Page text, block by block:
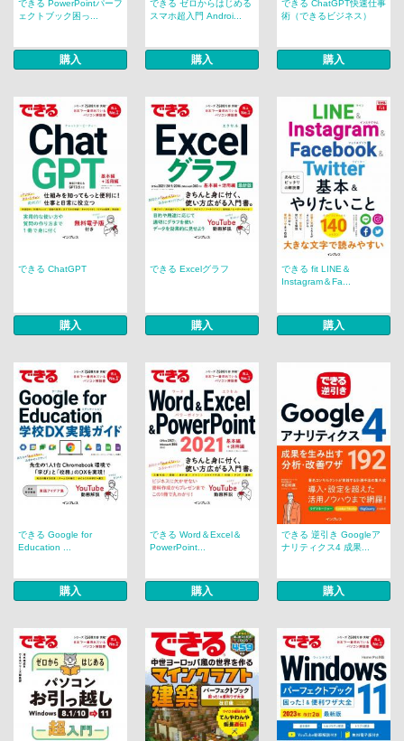
できる PowerPointパーフ
ェクトブック困っ...
購入
できる ゼロからはじめる
スマホ超入門 Androi...
購入
できる ChatGPT快速仕事
術（できるビジネス）
購入
できる ChatGPT
購入
できる Excelグラフ
購入
できる fit LINE＆
Instagram＆Fa...
購入
できる Google for
Education ...
購入
できる Word＆Excel＆
PowerPoint...
購入
できる 逆引き Googleア
ナリティクス4 成果...
購入